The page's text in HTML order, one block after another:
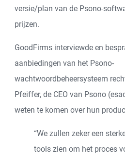
versie/plan van de Psono-
prijzen.
GoodFirms interviewde en
aanbiedingen van het Psono-
wachtwoordbeheersysteem
Pfeiffer, de CEO van Psono
weten te komen over hun
“We zullen zeker een
tools zien om het proces